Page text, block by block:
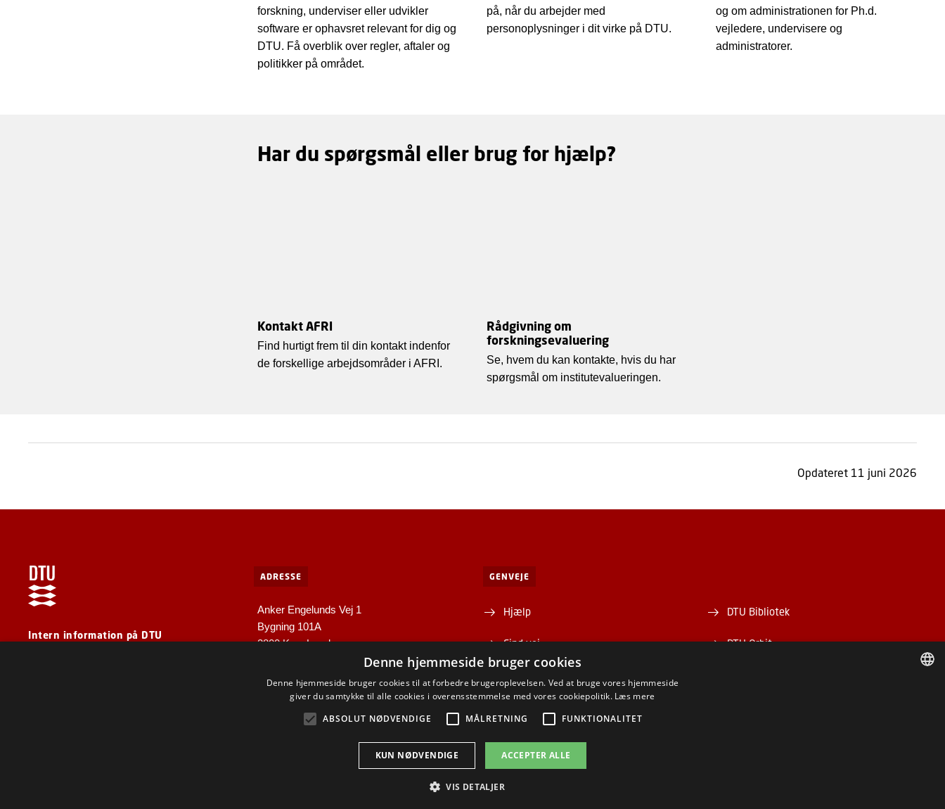
forskning, underviser eller udvikler
software er ophavsret relevant for dig og
DTU. Få overblik over regler, aftaler og
politikker på området.
på, når du arbejder med
personoplysninger i dit virke på DTU.
og om administrationen for Ph.d.
vejledere, undervisere og
administratorer.
Har du spørgsmål eller brug for hjælp?
Kontakt AFRI
Find hurtigt frem til din kontakt indenfor
de forskellige arbejdsområder i AFRI.
Rådgivning om
forskningsevaluering
Se, hvem du kan kontakte, hvis du har
spørgsmål om institutevalueringen.
Opdateret 11 juni 2026
Intern information på DTU
ADRESSE
Anker Engelunds Vej 1
Bygning 101A
2800 Kgs. Lyngby
GENVEJE
Hjælp
Find vej
DTU Bibliotek
DTU Orbit
INSTAGRAM LINKEDIN
Denne hjemmeside bruger cookies
Denne hjemmeside bruger cookies til at forbedre brugeroplevelsen. Ved at bruge vores hjemmeside
giver du samtykke til alle cookies i overensstemmelse med vores cookiepolitik. Læs mere
ABSOLUT NØDVENDIGE
MÅLRETNING FUNKTIONALITET
ACCEPTER ALLE
KUN NØDVENDIGE
VIS DETALJER